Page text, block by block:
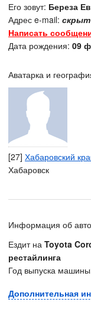
Его зовут: Береза
Адрес e-mail: скрыт
Написать
Дата рождения: 09
Аватарка и
[27] Хабаровский
Хабаровск
Информация об
Ездит на Toyota
рестайлинга
Год выпуска
Дополнительная